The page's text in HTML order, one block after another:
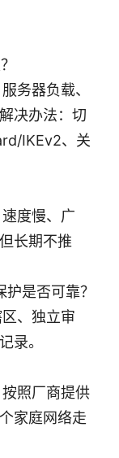
务器负载、
决办法：切
IKEv2、关
度慢、广
长期不推
是否可靠？
、独立审
录。
照厂商提供
家庭网络走